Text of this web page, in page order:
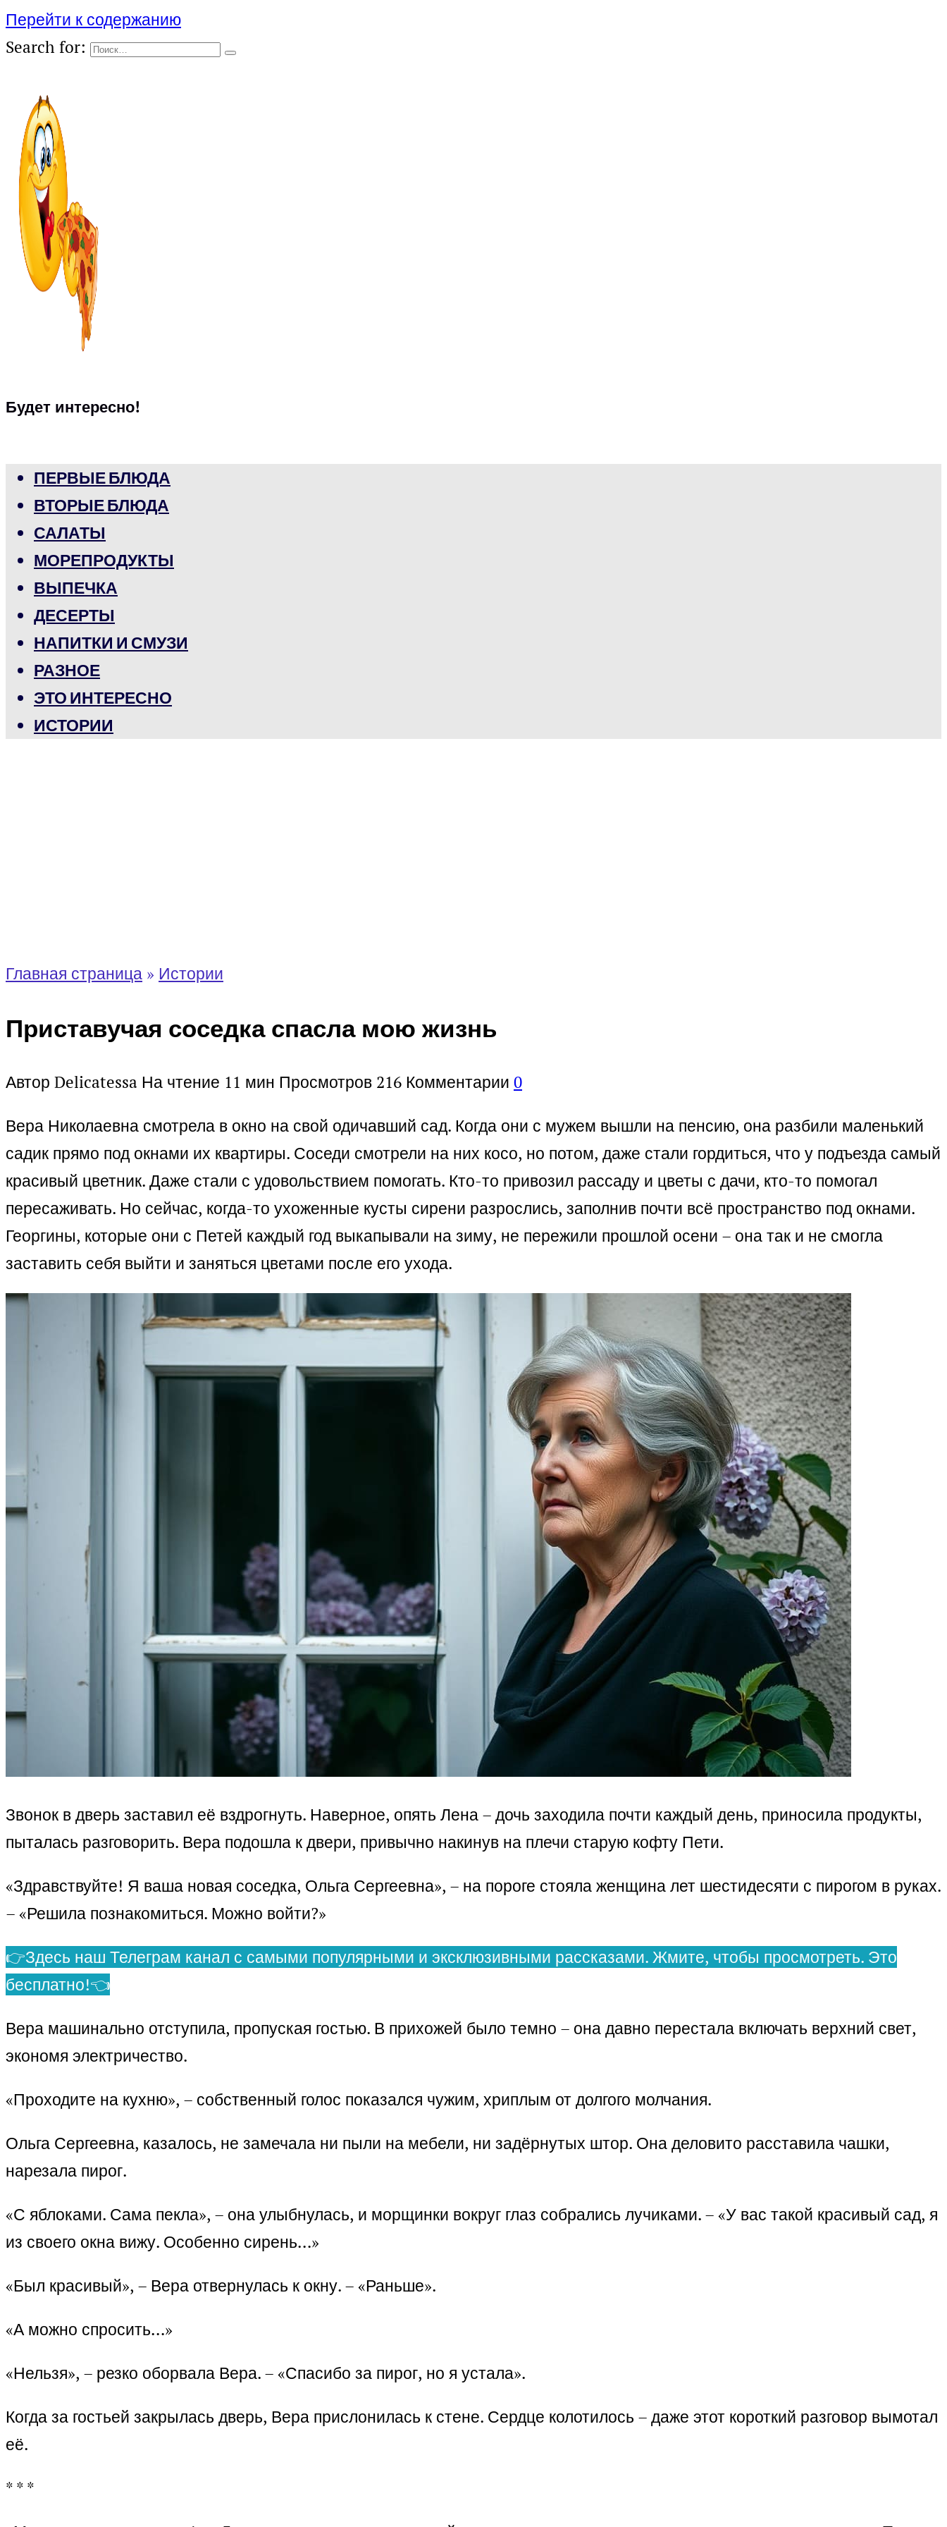
Перейти к содержанию
Search for:
Будет интересно!
ПЕРВЫЕ БЛЮДА
ВТОРЫЕ БЛЮДА
САЛАТЫ
МОРЕПРОДУКТЫ
ВЫПЕЧКА
ДЕСЕРТЫ
НАПИТКИ И СМУЗИ
РАЗНОЕ
ЭТО ИНТЕРЕСНО
ИСТОРИИ
Главная страница » Истории
Приставучая соседка спасла мою жизнь
Автор Delicatessa На чтение 11 мин Просмотров 216 Комментарии 0
Вера Николаевна смотрела в окно на свой одичавший сад. Когда они с мужем вышли на пенсию, она разбили маленький
садик прямо под окнами их квартиры. Соседи смотрели на них косо, но потом, даже стали гордиться, что у подъезда самый
красивый цветник. Даже стали с удовольствием помогать. Кто-то привозил рассаду и цветы с дачи, кто-то помогал
пересаживать. Но сейчас, когда-то ухоженные кусты сирени разрослись, заполнив почти всё пространство под окнами.
Георгины, которые они с Петей каждый год выкапывали на зиму, не пережили прошлой осени – она так и не смогла
заставить себя выйти и заняться цветами после его ухода.
Звонок в дверь заставил её вздрогнуть. Наверное, опять Лена – дочь заходила почти каждый день, приносила продукты,
пыталась разговорить. Вера подошла к двери, привычно накинув на плечи старую кофту Пети.
«Здравствуйте! Я ваша новая соседка, Ольга Сергеевна», – на пороге стояла женщина лет шестидесяти с пирогом в руках.
– «Решила познакомиться. Можно войти?»
👉Здесь наш Телеграм канал с самыми популярными и эксклюзивными рассказами. Жмите, чтобы просмотреть. Это
бесплатно!👈
Вера машинально отступила, пропуская гостью. В прихожей было темно – она давно перестала включать верхний свет,
экономя электричество.
«Проходите на кухню», – собственный голос показался чужим, хриплым от долгого молчания.
Ольга Сергеевна, казалось, не замечала ни пыли на мебели, ни задёрнутых штор. Она деловито расставила чашки,
нарезала пирог.
«С яблоками. Сама пекла», – она улыбнулась, и морщинки вокруг глаз собрались лучиками. – «У вас такой красивый сад, я
из своего окна вижу. Особенно сирень…»
«Был красивый», – Вера отвернулась к окну. – «Раньше».
«А можно спросить…»
«Нельзя», – резко оборвала Вера. – «Спасибо за пирог, но я устала».
Когда за гостьей закрылась дверь, Вера прислонилась к стене. Сердце колотилось – даже этот короткий разговор вымотал
её.
* * *